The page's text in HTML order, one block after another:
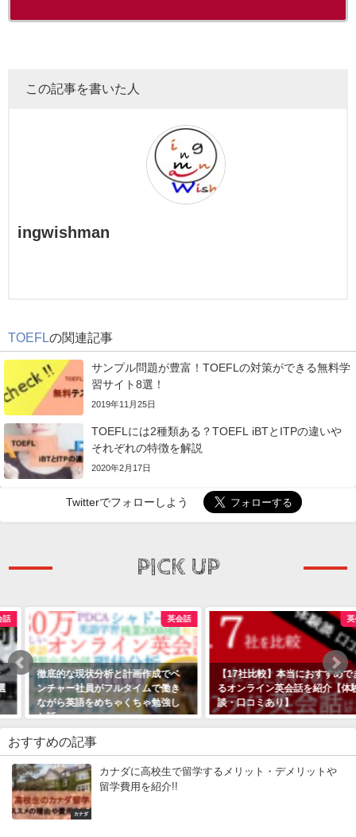
この記事を書いた人
ingwishman
TOEFL の関連記事
サンプル問題が豊富！TOEFLの対策ができる無料学
習サイト8選！
2019年11月25日
TOEFLには2種類ある？TOEFL iBTとITPの違いや
それぞれの特徴を解説
2020年2月17日
Twitterでフォローしよう
PICK UP
英会話
徹底的な現状分析と計画作成でベ
ンチャー社員がフルタイムで働き
ながら英語をめちゃくちゃ勉強し
た話
英会話
【17社比較】本当におすすめでき
るオンライン英会話を紹介【体験
談・口コミあり】
おすすめの記事
カナダ
カナダに高校生で留学するメリット・デメリットや
留学費用を紹介!!